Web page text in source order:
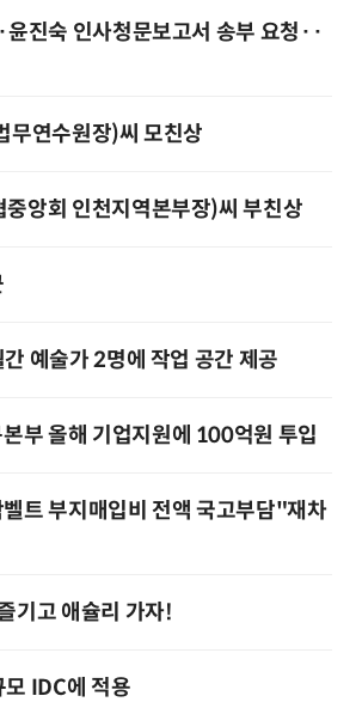
윤진숙 인사청문보고서 송부 요청··
무연수원장)씨 모친상
중앙회 인천지역본부장)씨 부친상
예술가 2명에 작업 공간 제공
부 올해 기업지원에 100억원 투입
트 부지매입비 전액 국고부담"재차
기고 애슐리 가자!
모 IDC에 적용